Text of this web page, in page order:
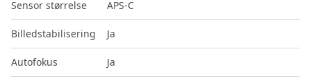
Sensor størrelse APS-C
Billedstabilisering Ja
Autofokus Ja